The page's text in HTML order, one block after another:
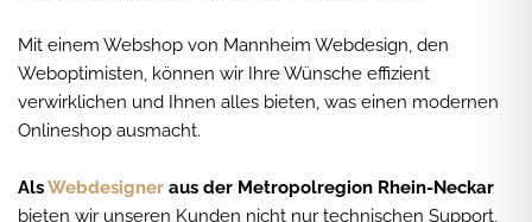
Mit einem Webshop von Mannheim Webdesign, den
Weboptimisten, können wir Ihre Wünsche effizient
verwirklichen und Ihnen alles bieten, was einen modernen
Onlineshop ausmacht.
AlsWebdesigner aus der Metropolregion Rhein-Neckar
bieten wir unseren Kunden nicht nur technischen Support,